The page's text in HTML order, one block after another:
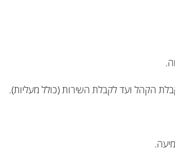
הקהל ועד לקבלת השירות (כולל מעליות).